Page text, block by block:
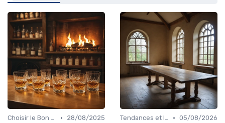
Choisir le Bon Appareil •
28/08/2025
Tendances et Innovations • 05/08/2026